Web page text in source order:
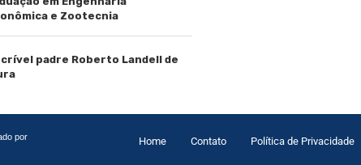
e Zootecnia
padre Roberto Landell de
por
Home Contato Política de Privacidade